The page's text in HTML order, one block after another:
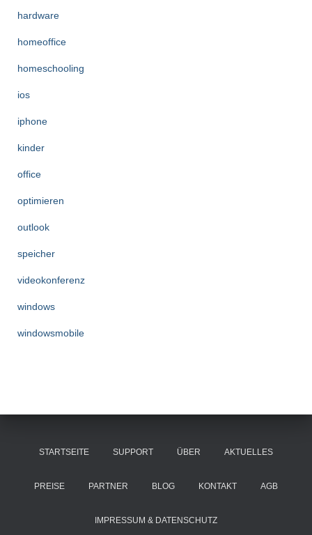
hardware
homeoffice
homeschooling
ios
iphone
kinder
office
optimieren
outlook
speicher
videokonferenz
windows
windowsmobile
STARTSEITE SUPPORT ÜBER AKTUELLES
PREISE PARTNER BLOG KONTAKT AGB
IMPRESSUM & DATENSCHUTZ